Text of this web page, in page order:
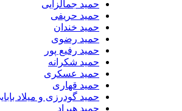
حمید جمالزایی
حمید حریفی
حمید خندان
حمید رضوی
حمید رفیع پور
حمید شکرانه
حمید عسکری
حمید قهاری
حمید گودرزی و میلاد بابایی
حمید هیراد